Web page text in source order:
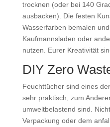
trocknen (oder bei 140
ausbacken). Die festen
Wasserfarben bemalen
Kaufmannsladen oder
nutzen. Eurer Kreativität
DIY Zero
Feuchttücher sind eines
sehr praktisch, zum
umweltbelastend sind.
Verpackung oder dem